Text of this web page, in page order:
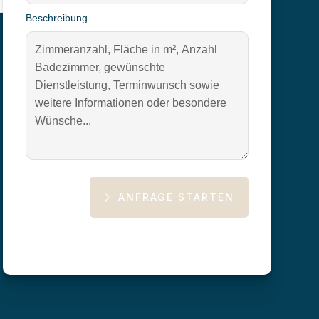
Beschreibung
ANFRAGE STARTEN
Bewertungen via Google